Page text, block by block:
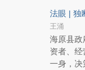
法眼 | 独
王涌
海原县政
资者、
一身，决